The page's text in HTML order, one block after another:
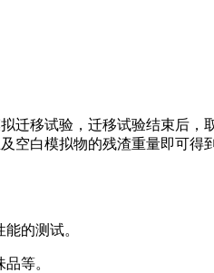
迁移试验，迁移试验结束后，
空白模拟物的残渣重量即可得
的测试。
等。